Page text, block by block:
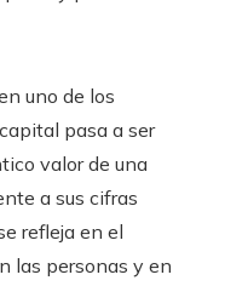
uno de los
pasa a ser
valor de una
a sus cifras
refleja en el
las personas y en